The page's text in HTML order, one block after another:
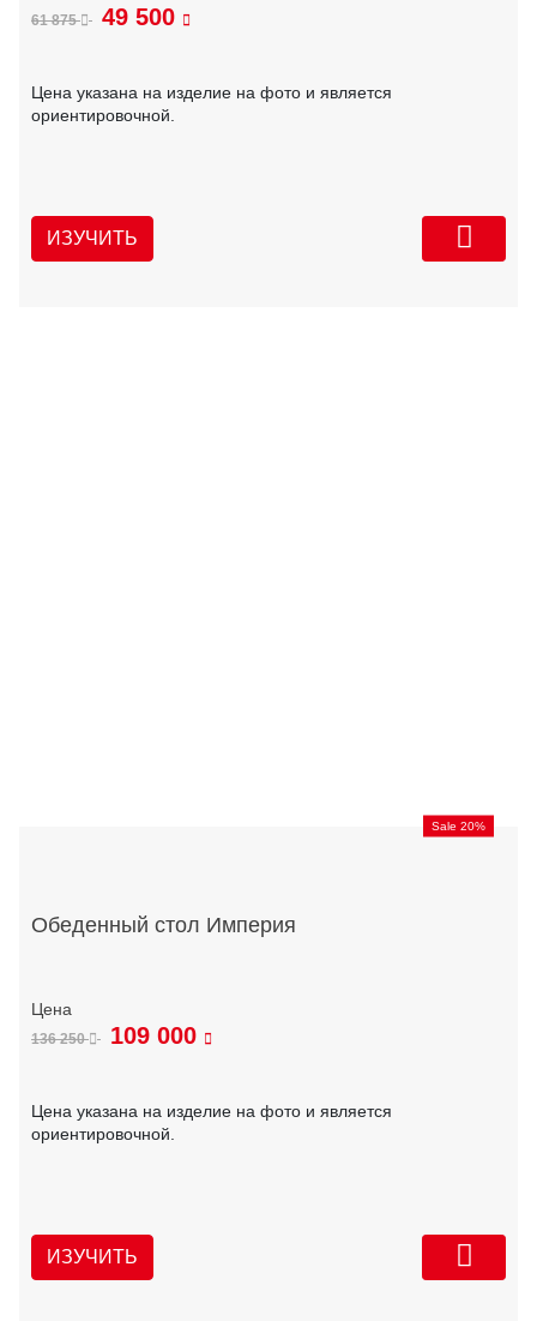
61 875 49 500
Цена указана на изделие на фото и является
ориентировочной.
ИЗУЧИТЬ
Sale 20%
Обеденный стол Империя
136 250 109 000
Цена указана на изделие на фото и является
ориентировочной.
ИЗУЧИТЬ